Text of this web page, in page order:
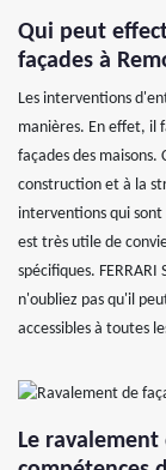
Qui peut
façades à
Les interventions
manières. En effet, il
façades des maisons.
construction et à la
interventions qui
est très utile de
spécifiques.
n'oubliez pas qu'il
accessibles à toutes
Le